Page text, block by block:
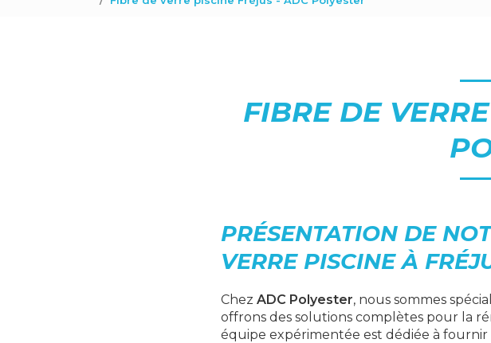
FIBRE DE
PRÉSENTATION DE
VERRE PISCINE À
Chez ADC Polyester, nous sommes
offrons des solutions complètes pour la
équipe expérimentée est dédiée à